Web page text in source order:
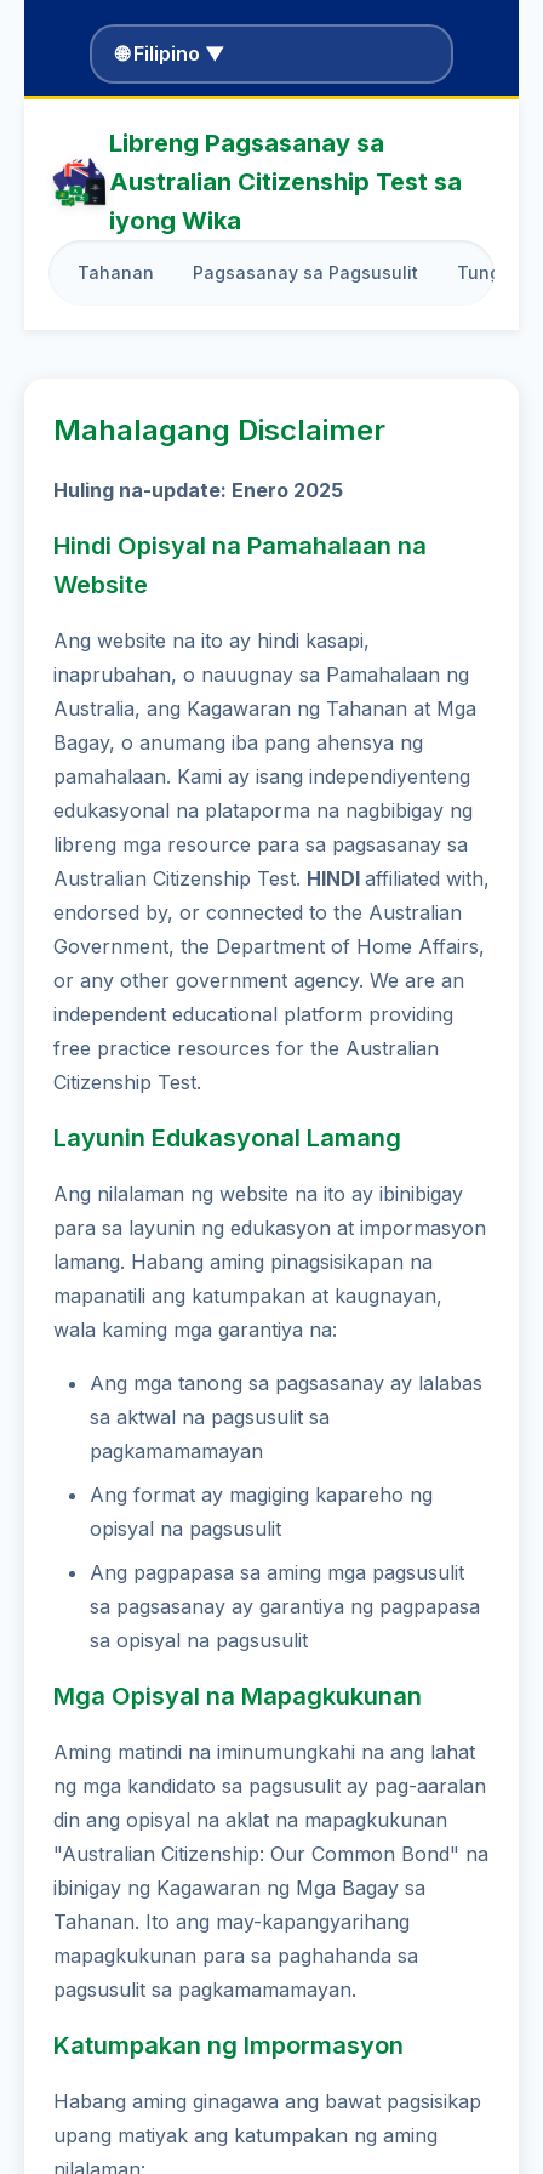
🌐 Filipino ▼
Libreng Pagsasanay sa
Australian Citizenship Test sa
iyong Wika
Tahanan Pagsasanay sa Pagsusulit Tungkol
Mahalagang Disclaimer
Huling na-update: Enero 2025
Hindi Opisyal na Pamahalaan na
Website
Ang website na ito ay hindi kasapi,
inaprubahan, o nauugnay sa Pamahalaan ng
Australia, ang Kagawaran ng Tahanan at Mga
Bagay, o anumang iba pang ahensya ng
pamahalaan. Kami ay isang independiyenteng
edukasyonal na plataporma na nagbibigay ng
libreng mga resource para sa pagsasanay sa
Australian Citizenship Test. HINDI affiliated with,
endorsed by, or connected to the Australian
Government, the Department of Home Affairs,
or any other government agency. We are an
independent educational platform providing
free practice resources for the Australian
Citizenship Test.
Layunin Edukasyonal Lamang
Ang nilalaman ng website na ito ay ibinibigay
para sa layunin ng edukasyon at impormasyon
lamang. Habang aming pinagsisikapan na
mapanatili ang katumpakan at kaugnayan,
wala kaming mga garantiya na:
Ang mga tanong sa pagsasanay ay lalabas
sa aktwal na pagsusulit sa
pagkamamamayan
Ang format ay magiging kapareho ng
opisyal na pagsusulit
Ang pagpapasa sa aming mga pagsusulit
sa pagsasanay ay garantiya ng pagpapasa
sa opisyal na pagsusulit
Mga Opisyal na Mapagkukunan
Aming matindi na iminumungkahi na ang lahat
ng mga kandidato sa pagsusulit ay pag-aaralan
din ang opisyal na aklat na mapagkukunan
"Australian Citizenship: Our Common Bond" na
ibinigay ng Kagawaran ng Mga Bagay sa
Tahanan. Ito ang may-kapangyarihang
mapagkukunan para sa paghahanda sa
pagsusulit sa pagkamamamayan.
Katumpakan ng Impormasyon
Habang aming ginagawa ang bawat pagsisikap
upang matiyak ang katumpakan ng aming
nilalaman: